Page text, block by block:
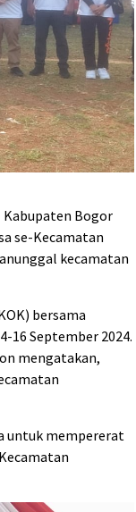
Kabupaten Bogor
se-Kecamatan
kecamatan
bersama
16 September 2024.
mengatakan,
untuk mempererat